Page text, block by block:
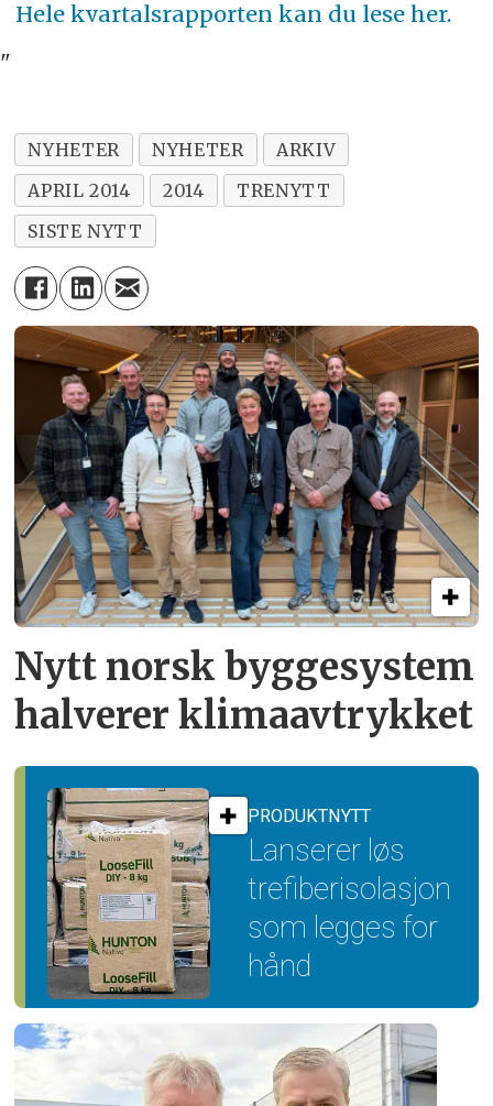
Hele kvartalsrapporten kan du lese her.
"
NYHETER NYHETER
ARKIV
APRIL 2014
2014
TRENYTT
SISTE NYTT
Nytt norsk byggesystem
halverer klimaavtrykket
PRODUKTNYTT
Lanserer løs
trefiber­isolasjon
som legges for
hånd